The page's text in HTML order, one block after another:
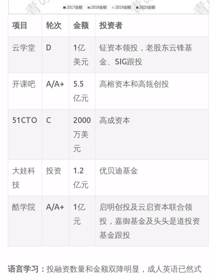
项目 轮次 金额 投资者
云学堂 D
1亿
美元
钲资本领投，老股东云锋基
金、SIG跟投
开课吧 A/A+
5.5
亿元
高榕资本和高瓴创投
51CTO C
2000
万美
元
高成资本
大娃科
技
投资
1.2
亿元
优贝迪基金
酷学院 A/A+
1亿
元
启明创投及云启资本联合领
投，嘉御基金及头头是道投资
基金跟投
语言学习：投融资数量和金额双降明显，成人英语已然式